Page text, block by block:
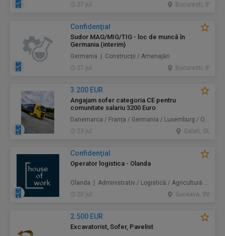
27 jul.
Bucuresti, IF
Confidenţial
Sudor MAG/MIG/TIG - loc de muncă în
Germania (interim)
Germania | Construcţii / Amenajări
27 jul.
Bucuresti, IF
3.200 EUR
Angajam sofer categoria CE pentru
comunitate salariu 3200 Euro
Danemarca / Franța / Germania / Luxemburg / Olanda | Transport
23 jul.
Galati, GL
Confidenţial
Operator logistica - Olanda
Olanda | Administrativ / Logistică / Agricultură / Silvicultură / Prestări servicii / Producție /
20 jul.
Suceava, SV
2.500 EUR
Excavatorist, Sofer, Pavelist